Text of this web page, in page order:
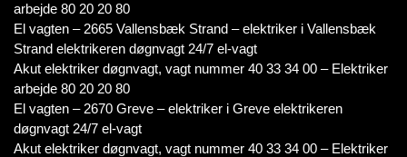
arbejde 80 20 20 80
El vagten – 2665 Vallensbæk Strand – elektriker i Vallensbæk
Strand elektrikeren døgnvagt 24/7 el-vagt
Akut elektriker døgnvagt, vagt nummer 40 33 34 00 – Elektriker
arbejde 80 20 20 80
El vagten – 2670 Greve – elektriker i Greve elektrikeren
døgnvagt 24/7 el-vagt
Akut elektriker døgnvagt, vagt nummer 40 33 34 00 – Elektriker